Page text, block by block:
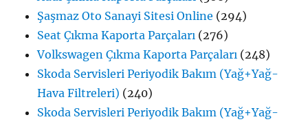
Şaşmaz Oto Sanayi Sitesi Online (294)
Seat Çıkma Kaporta Parçaları (276)
Volkswagen Çıkma Kaporta Parçaları (248)
Skoda Servisleri Periyodik Bakım (Yağ+Yağ-
Hava Filtreleri) (240)
Skoda Servisleri Periyodik Bakım (Yağ+Yağ-